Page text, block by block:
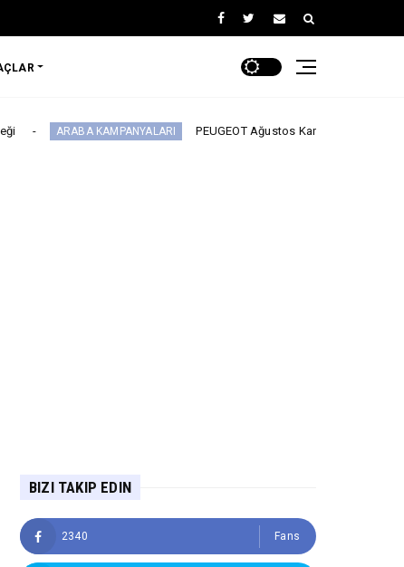
KAMPANYALARI PEUGEOT Ağustos Kampanyası: 2008, 3008, 5008 ve
BIZI TAKIP EDIN
2340 Fans